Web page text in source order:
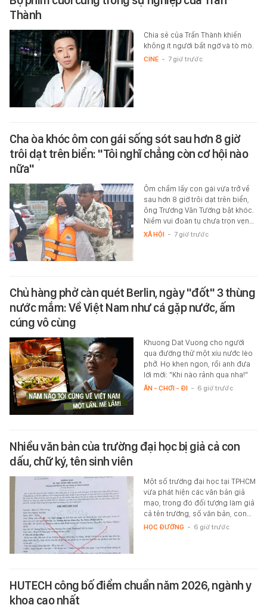
Thành
Chia sẻ của Trấn Thành khiến
không ít người bất ngờ và tò mò.
CINE - 7 giờ trước
Cha òa khóc ôm con gái sống sót sau hơn 8 giờ
trôi dạt trên biển: "Tôi nghĩ chẳng còn cơ hội nào
nữa"
Ôm chầm lấy con gái vừa trở về
sau hơn 8 giờ trôi dạt trên biển,
ông Trương Văn Tường bật khóc.
Niềm vui đoàn tụ chưa trọn vẹn…
XÃ HỘI - 7 giờ trước
Chủ hàng phở càn quét Berlin, ngày "đốt" 3 thùng
nước mắm: Về Việt Nam như cá gặp nước, ấm
cúng vô cùng
Khuong Dat Vuong cho người
qua đường thử một xíu nước lèo
phở. Họ khen ngon, rồi anh đưa
lời mời: "Khi nào rảnh qua nha!"
ĂN - CHƠI - ĐI - 6 giờ trước
Nhiều văn bản của trường đại học bị giả cả con
dấu, chữ ký, tên sinh viên
Một số trường đại học tại TPHCM
vừa phát hiện các văn bản giả
mạo, trong đó đối tượng làm giả
cả tên trường, số văn bản, con…
HỌC ĐƯỜNG - 6 giờ trước
HUTECH công bố điểm chuẩn năm 2026, ngành y
khoa cao nhất